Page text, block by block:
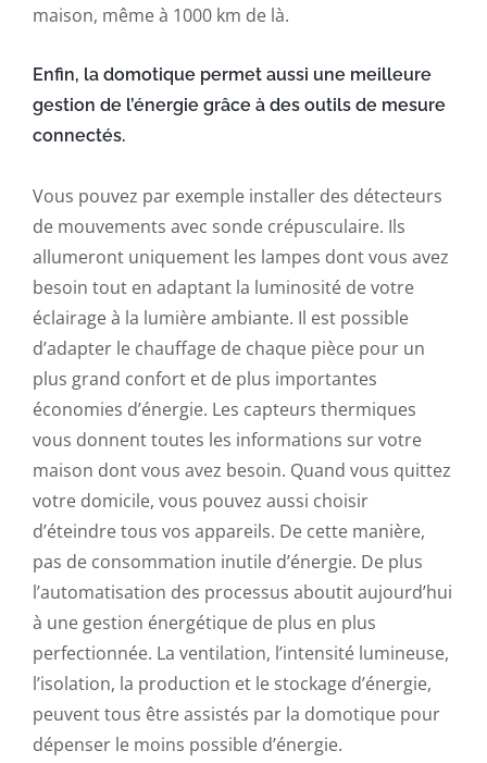
maison, même à 1000 km de là.
Enfin, la domotique permet aussi une meilleure
gestion de l’énergie grâce à des outils de mesure
connectés.
Vous pouvez par exemple installer des détecteurs
de mouvements avec sonde crépusculaire. Ils
allumeront uniquement les lampes dont vous avez
besoin tout en adaptant la luminosité de votre
éclairage à la lumière ambiante. Il est possible
d’adapter le chauffage de chaque pièce pour un
plus grand confort et de plus importantes
économies d’énergie. Les capteurs thermiques
vous donnent toutes les informations sur votre
maison dont vous avez besoin. Quand vous quittez
votre domicile, vous pouvez aussi choisir
d’éteindre tous vos appareils. De cette manière,
pas de consommation inutile d’énergie. De plus
l’automatisation des processus aboutit aujourd’hui
à une gestion énergétique de plus en plus
perfectionnée. La ventilation, l’intensité lumineuse,
l’isolation, la production et le stockage d’énergie,
peuvent tous être assistés par la domotique pour
dépenser le moins possible d’énergie.